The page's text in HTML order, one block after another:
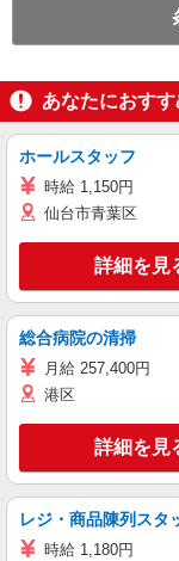
あなたにおす
ホールスタッフ
時給 1,150円
仙台市青葉区
詳細を見
総合病院の清掃
月給 257,400円
港区
詳細を見
レジ・商品陳列スタ
時給 1,180円